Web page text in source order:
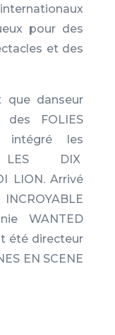
pour des
et des
que danseur
FOLIES
intégré les
LES DIX
LION. Arrivé
WANTED
été directeur
EN SCENE